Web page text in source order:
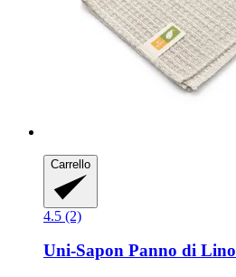
Carrello
4.5 (2)
Uni-Sapon Panno di Lino